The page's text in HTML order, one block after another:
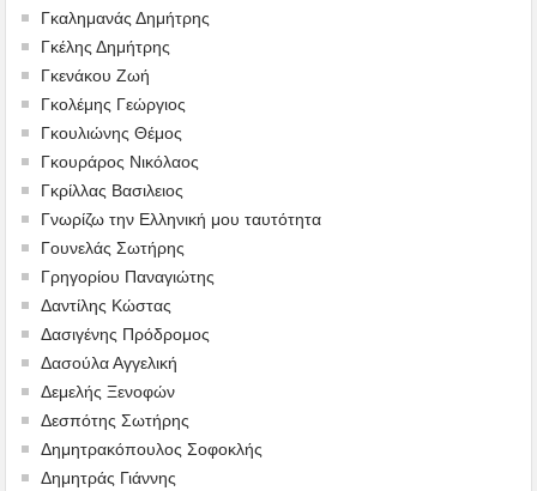
Γκαλημανάς Δημήτρης
Γκέλης Δημήτρης
Γκενάκου Ζωή
Γκολέμης Γεώργιος
Γκουλιώνης Θέμος
Γκουράρος Νικόλαος
Γκρίλλας Βασιλειος
Γνωρίζω την Ελληνική μου ταυτότητα
Γουνελάς Σωτήρης
Γρηγορίου Παναγιώτης
Δαντίλης Κώστας
Δασιγένης Πρόδρομος
Δασούλα Αγγελική
Δεμελής Ξενοφών
Δεσπότης Σωτήρης
Δημητρακόπουλος Σοφοκλής
Δημητράς Γιάννης